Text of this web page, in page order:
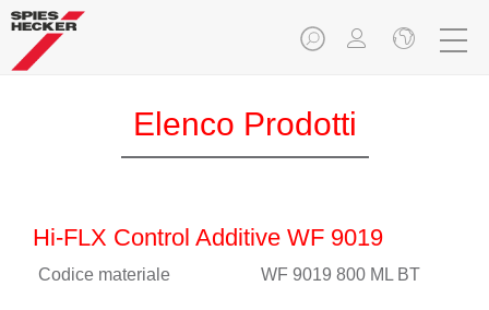
Elenco Prodotti
Hi-FLX Control Additive WF 9019
Codice materiale WF 9019 800 ML BT